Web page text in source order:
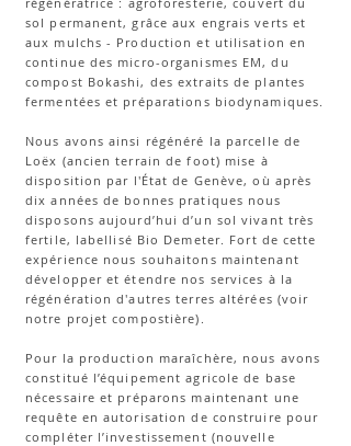
sol permanent, grâce aux engrais verts et
aux mulchs - Production et utilisation en
continue des micro-organismes EM, du
compost Bokashi, des extraits de plantes
fermentées et préparations biodynamiques.
Nous avons ainsi régénéré la parcelle de
Loëx (ancien terrain de foot) mise à
disposition par l'État de Genève, où après
dix années de bonnes pratiques nous
disposons aujourd’hui d’un sol vivant très
fertile, labellisé Bio Demeter. Fort de cette
expérience nous souhaitons maintenant
développer et étendre nos services à la
régénération d'autres terres altérées (voir
notre projet compostière).
Pour la production maraîchère, nous avons
constitué l’équipement agricole de base
nécessaire et préparons maintenant une
requête en autorisation de construire pour
compléter l’investissement (nouvelle